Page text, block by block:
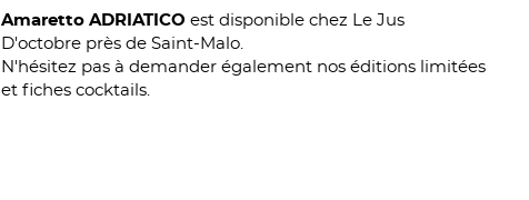
Amaretto ADRIATICO est disponible chez Le Jus
D'octobre près de Saint-Malo.
N'hésitez pas à demander également nos éditions limitées
et fiches cocktails.